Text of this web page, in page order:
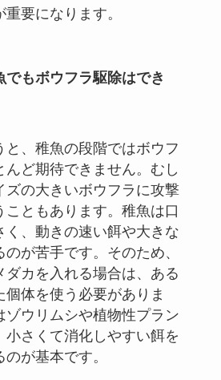
要になります。
でもボウフラ駆除はでき
と、稚魚の段階ではボウフ
んど期待できません。むし
ズの大きいボウフラに攻撃
こともあります。稚魚は口
く、動きの速い餌や大きな
が苦手です。そのため、
ダカを入れる場合は、ある
個体を使う必要がありま
ゾウリムシや植物性プラン
小さくて消化しやすい餌を
が基本です。